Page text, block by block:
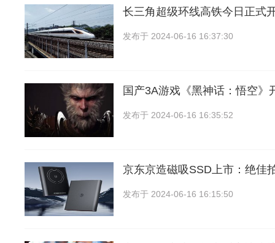
长三角超级环线高铁今日正式
发布于 2024-06-16 16:37:30
国产3A游戏《黑神话：悟空》
发布于 2024-06-16 16:35:52
京东京造磁吸SSD上市：绝佳
发布于 2024-06-16 16:15:50